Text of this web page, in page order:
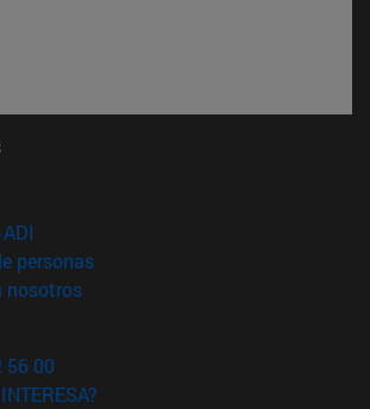
en nueva ventana)
personas(abre en nueva ventana)
nosotros(abre en nueva ventana)
56 00